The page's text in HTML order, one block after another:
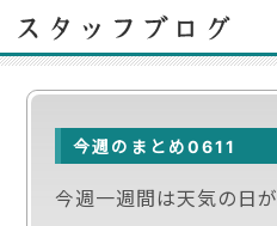
今週のまとめ0611
今週一週間は天気の日